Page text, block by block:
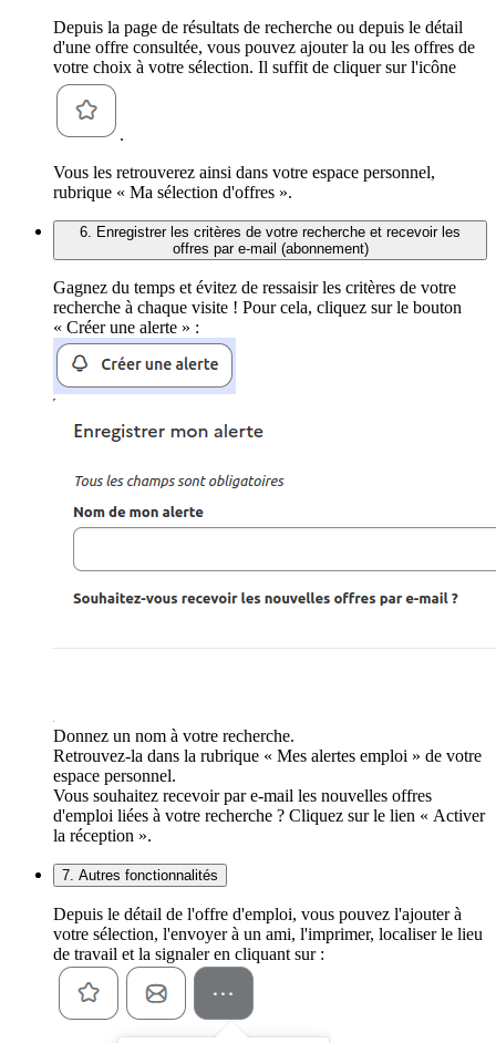
Depuis la page de résultats de recherche ou depuis le détail
d'une offre consultée, vous pouvez ajouter la ou les offres de
votre choix à votre sélection. Il suffit de cliquer sur l'icône
.
Vous les retrouverez ainsi dans votre espace personnel,
rubrique « Ma sélection d'offres ».
6. Enregistrer les critères de votre recherche et recevoir les
offres par e-mail (abonnement)
Gagnez du temps et évitez de ressaisir les critères de votre
recherche à chaque visite ! Pour cela, cliquez sur le bouton
« Créer une alerte » :
Donnez un nom à votre recherche.
Retrouvez-la dans la rubrique « Mes alertes emploi » de votre
espace personnel.
Vous souhaitez recevoir par e-mail les nouvelles offres
d'emploi liées à votre recherche ? Cliquez sur le lien « Activer
la réception ».
7. Autres fonctionnalités
Depuis le détail de l'offre d'emploi, vous pouvez l'ajouter à
votre sélection, l'envoyer à un ami, l'imprimer, localiser le lieu
de travail et la signaler en cliquant sur :